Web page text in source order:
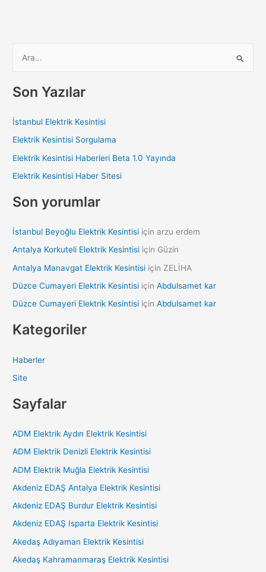
r
o
r
Son Yazılar
İstanbul Elektrik Kesintisi
Elektrik Kesintisi Sorgulama
Elektrik Kesintisi Haberleri Beta 1.0 Yayında
Elektrik Kesintisi Haber Sitesi
Son yorumlar
İstanbul Beyoğlu Elektrik Kesintisi içinarzu erdem
Antalya Korkuteli Elektrik Kesintisi için Güzin
Antalya Manavgat Elektrik Kesintisi için ZELİHA
Düzce Cumayeri Elektrik Kesintisi içinAbdulsamet kar
Düzce Cumayeri Elektrik Kesintisi içinAbdulsamet kar
Kategoriler
Haberler
Site
Sayfalar
ADM Elektrik Aydın Elektrik Kesintisi
ADM Elektrik Denizli Elektrik Kesintisi
ADM Elektrik Muğla Elektrik Kesintisi
Akdeniz EDAŞ Antalya Elektrik Kesintisi
Akdeniz EDAŞ Burdur Elektrik Kesintisi
Akdeniz EDAŞ Isparta Elektrik Kesintisi
Akedaş Adıyaman Elektrik Kesintisi
Akedaş Kahramanmaraş Elektrik Kesintisi